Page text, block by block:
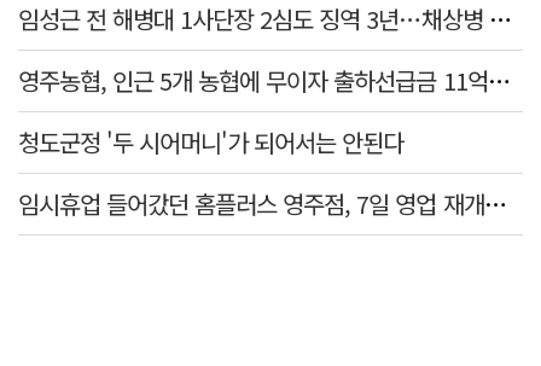
임성근 전 해병대 1사단장 2심도 징역 3년…채상병 순직 책임 유죄
영주농협, 인근 5개 농협에 무이자 출하선급금 11억원 지원…상생 유통망 강화
청도군정 '두 시어머니'가 되어서는 안된다
임시휴업 들어갔던 홈플러스 영주점, 7일 영업 재개…지하 1층만 운영